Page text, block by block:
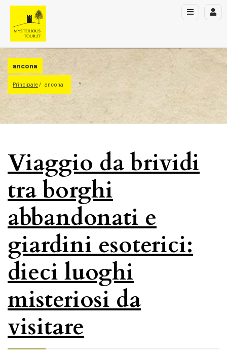
ancona
Principale ancona
Viaggio da brividi
tra borghi
abbandonati e
giardini esoterici:
dieci luoghi
misteriosi da
visitare